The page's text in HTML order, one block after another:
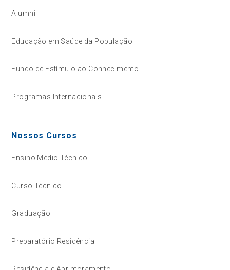
Alumni
Educação em Saúde da População
Fundo de Estímulo ao Conhecimento
Programas Internacionais
Nossos Cursos
Ensino Médio Técnico
Curso Técnico
Graduação
Preparatório Residência